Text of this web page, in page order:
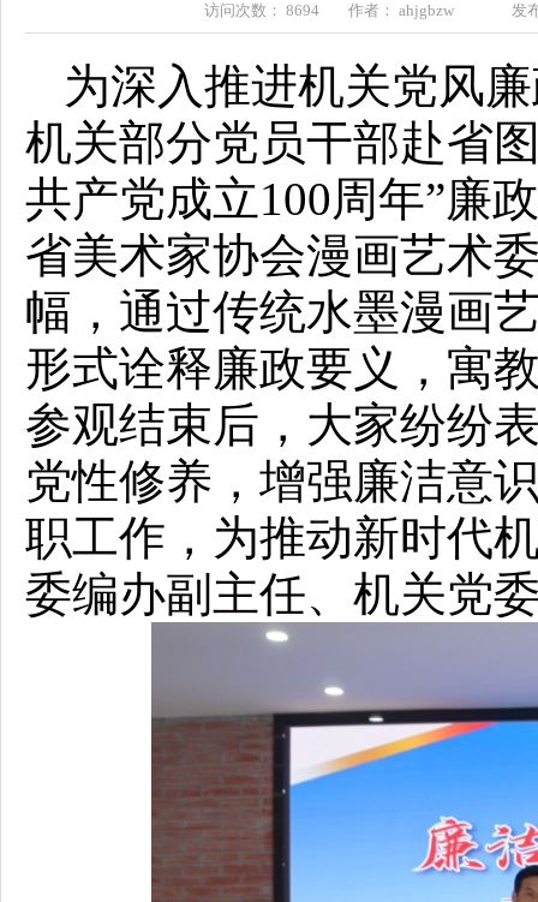
访问次数： 8694 作者： ahjgbzw 发布
为深入推进机关党风
机关部分党员干部赴省
共产党成立100周年”廉
省美术家协会漫画艺术
幅，通过传统水墨漫画
形式诠释廉政要义，寓
参观结束后，大家纷纷
党性修养，增强廉洁意
职工作，为推动新时代
委编办副主任、机关党